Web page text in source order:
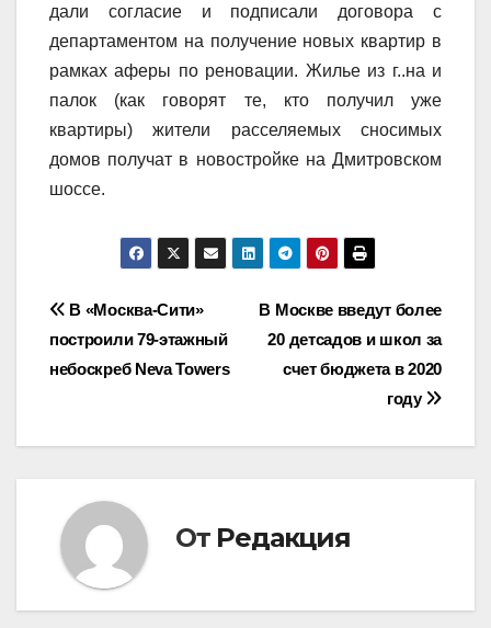
дали согласие и подписали договора с
департаментом на получение новых квартир в
рамках аферы по реновации. Жилье из г..на и
палок (как говорят те, кто получил уже
квартиры) жители расселяемых сносимых
домов получат в новостройке на Дмитровском
шоссе.
Навигация
по
В Москве введут более
20 детсадов и школ за
счет бюджета в 2020
году
В «Москва-Сити»
построили 79-этажный
небоскреб Neva Towers
От Редакция